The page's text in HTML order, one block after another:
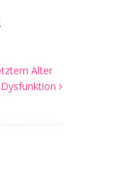
Alter